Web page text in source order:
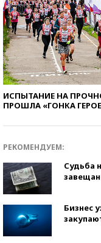
ИСПЫТАНИЕ НА
ПРОШЛА «ГОНКА
РЕКОМЕНДУЕМ:
Судьба
Бизнес